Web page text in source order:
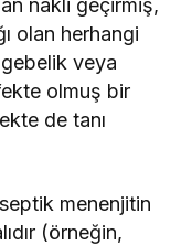
nakli geçirmiş,
olan herhangi
veya
olmuş bir
de tanı
menenjitin
(örneğin,